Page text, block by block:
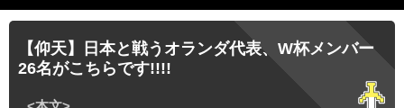
【仰天】日本と戦うオランダ代表、W杯メンバー
26名がこちらです!!!!